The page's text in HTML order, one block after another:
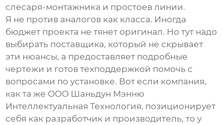
слесаря-монтажника и простоев линии.
Я не против аналогов как класса. Иногда
бюджет проекта не тянет оригинал. Но тут надо
выбирать поставщика, который не скрывает
эти нюансы, а предоставляет подробные
чертежи и готов техподдержкой помочь с
вопросами по установке. Вот если компания,
как та же ООО Шаньдун Мэнню
Интеллектуальная Технология, позиционирует
себя как разработчик и производитель, то у